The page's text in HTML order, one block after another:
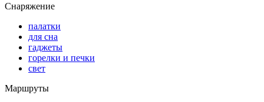
Снаряжение
палатки
для сна
гаджеты
горелки и печки
свет
Маршруты